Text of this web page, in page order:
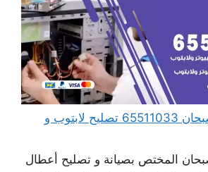
مهندس كمبيوتر صبحان 65511033 تصليح لابتوب و
المختص بصيانة و تصليح أعطال